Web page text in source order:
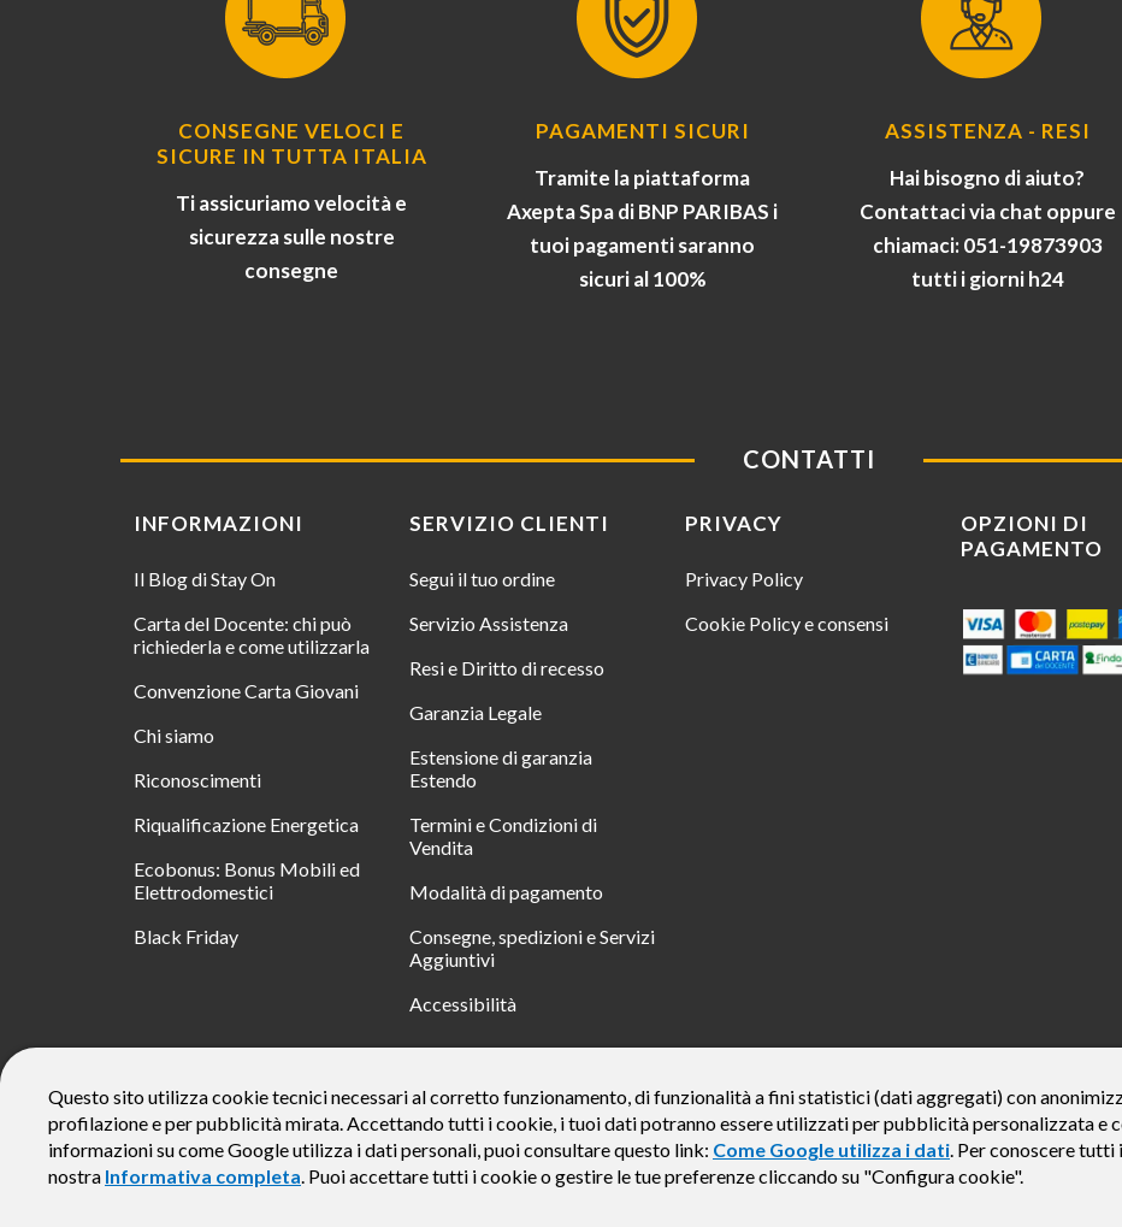
CONSEGNE VELOCI E
SICURE IN TUTTA ITALIA
Ti assicuriamo velocità e
sicurezza sulle nostre
consegne
PAGAMENTI SICURI
Tramite la piattaforma
Axepta Spa di BNP PARIBAS i
tuoi pagamenti saranno
sicuri al 100%
ASSISTENZA - RESI
Hai bisogno di aiuto?
Contattaci via chat oppure
chiamaci: 051-19873903
tutti i giorni h24
CONTATTI
INFORMAZIONI
Il Blog di Stay On
Carta del Docente: chi può
richiederla e come utilizzarla
Convenzione Carta Giovani
Chi siamo
Riconoscimenti
Riqualificazione Energetica
Ecobonus: Bonus Mobili ed
Elettrodomestici
Black Friday
SERVIZIO CLIENTI
Segui il tuo ordine
Servizio Assistenza
Resi e Diritto di recesso
Garanzia Legale
Estensione di garanzia
Estendo
Termini e Condizioni di
Vendita
Modalità di pagamento
Consegne, spedizioni e Servizi
Aggiuntivi
Accessibilità
PRIVACY
Privacy Policy
Cookie Policy e consensi
OPZIONI DI
PAGAMENTO
Messaggio pubblicitario con finalità promozionale. Offerta di credito finalizzato valida dal 07/07/2026 al 15/01/2027 come da esempio rappresentativo:
rate da € 40 costi accessori dell’offerta azzerati. Importo totale del credito € 800. Importo totale dovuto dal Consumatore € 920. Decorrenza media della
responsabile e di conoscere eventuali altre offerte disponibili, Findomestic ti ricorda, prima di sottoscrivere il contratto, di prendere visione di tutte le
Questo sito utilizza cookie tecnici necessari al corretto funzionamento, di funzionalità a fini statistici (dati aggregati) con
profilazione e per pubblicità mirata. Accettando tutti i cookie, i tuoi dati potranno essere utilizzati per pubblicità personalizzata e
informazioni su come Google utilizza i dati personali, puoi consultare questo link: Come Google utilizza i dati. Per conoscere
nostra Informativa completa. Puoi accettare tutti i cookie o gestire le tue preferenze cliccando su "Configura cookie".